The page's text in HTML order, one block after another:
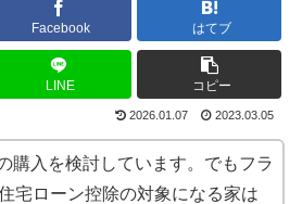
Facebook はてブ
LINE コピー
2026.01.07 2023.03.05
購入を検討しています。でもフラ
宅ローン控除の対象になる家は